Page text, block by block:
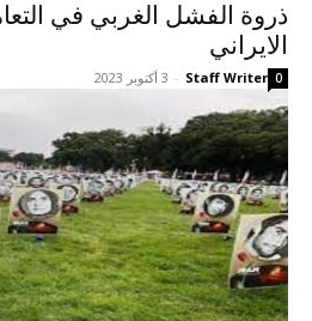
ذروة الفشل الغربي في
الايراني
Staff Writer
- 3 أكتوبر 2023 0